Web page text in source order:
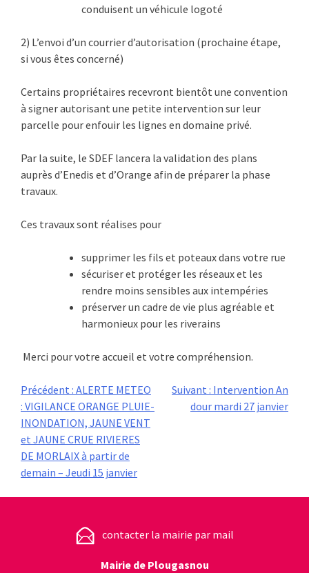
conduisent un véhicule logoté
2) L’envoi d’un courrier d’autorisation (prochaine étape,
si vous êtes concerné)
Certains propriétaires recevront bientôt une convention
à signer autorisant une petite intervention sur leur
parcelle pour enfouir les lignes en domaine privé.
Par la suite, le SDEF lancera la validation des plans
auprès d’Enedis et d’Orange afin de préparer la phase
travaux.
Ces travaux sont réalises pour
supprimer les fils et poteaux dans votre rue
sécuriser et protéger les réseaux et les
rendre moins sensibles aux intempéries
préserver un cadre de vie plus agréable et
harmonieux pour les riverains
Merci pour votre accueil et votre compréhension.
Navigation
de
l’article
Précédent : ALERTE METEO
: VIGILANCE ORANGE PLUIE-
INONDATION, JAUNE VENT
et JAUNE CRUE RIVIERES
DE MORLAIX à partir de
demain – Jeudi 15 janvier
Suivant : Intervention An
dour mardi 27 janvier
contacter la mairie par mail
Mairie de Plougasnou